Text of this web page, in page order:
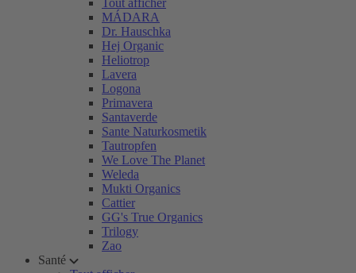
Tout afficher
MÁDARA
Dr. Hauschka
Hej Organic
Heliotrop
Lavera
Logona
Primavera
Santaverde
Sante Naturkosmetik
Tautropfen
We Love The Planet
Weleda
Mukti Organics
Cattier
GG's True Organics
Trilogy
Zao
Santé